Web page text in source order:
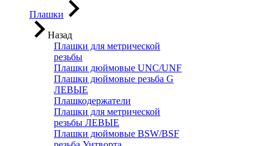
Плашки
Назад
Плашки для метрической
резьбы
Плашки дюймовые UNC/UNF
Плашки дюймовые резьба G
ЛЕВЫЕ
Плашкодержатели
Плашки для метрической
резьбы ЛЕВЫЕ
Плашки дюймовые BSW/BSF